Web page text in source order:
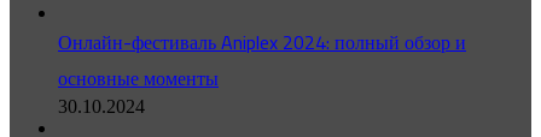
Онлайн-фестиваль Aniplex 2024: полный обзор и
основные моменты
30.10.2024